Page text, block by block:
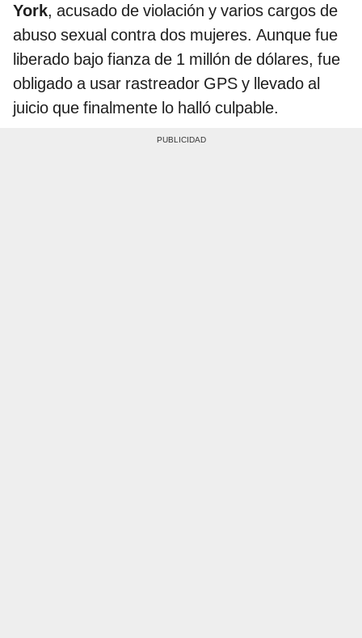
York, acusado de violación y varios cargos de
abuso sexual contra dos mujeres. Aunque fue
liberado bajo fianza de 1 millón de dólares, fue
obligado a usar rastreador GPS y llevado al
juicio que finalmente lo halló culpable.